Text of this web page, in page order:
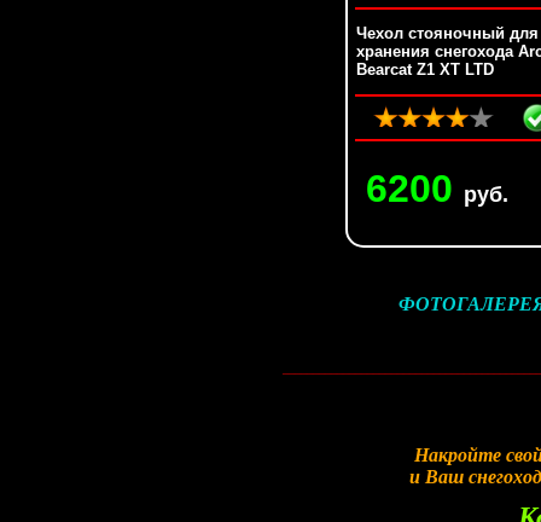
Чехол стояночный для
хранения снегохода
Bearcat Z1 XT LTD
6200 руб.
ФОТОГАЛЕРЕЯ.
Накройте
и Ваш